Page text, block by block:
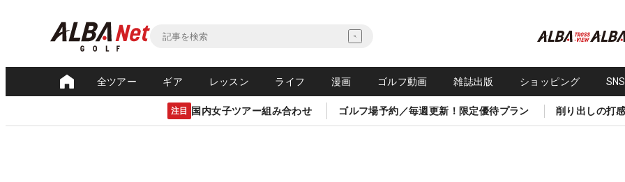
全ツアー ギア レッスン ライフ 漫画 ゴルフ動画 雑誌出版 ショッピング
注目 国内女子ツアー組み合わせ ゴルフ場予約／毎週更新！限定優待プラン 削り出しの打